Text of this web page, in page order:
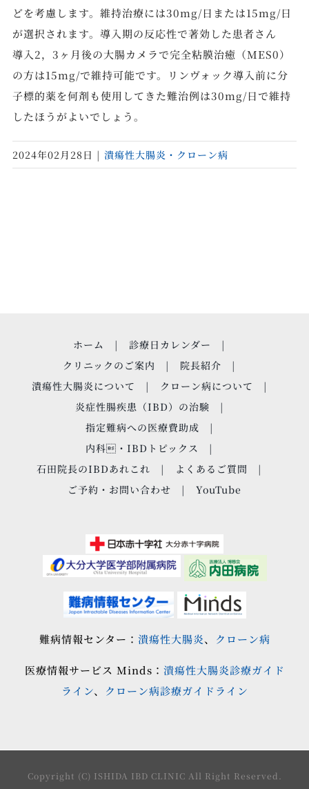
どを考慮します。維持治療には30mg/日または15mg/日
が選択されます。導入期の反応性で著効した患者さん
導入2，3ヶ月後の大腸カメラで完全粘膜治癒（MES0）
の方は15mg/で維持可能です。リンヴォック導入前に分
子標的薬を何剤も使用してきた難治例は30mg/日で維持
したほうがよいでしょう。
2024年02月28日 | 潰瘍性大腸炎・クローン病
ホーム
診療日カレンダー
クリニックのご案内
院長紹介
潰瘍性大腸炎について
クローン病について
炎症性腸疾患（IBD）の治験
指定難病への医療費助成
内科・IBDトピックス
石田院長のIBDあれこれ
よくあるご質問
ご予約・お問い合わせ
YouTube
難病情報センター： 潰瘍性大腸炎、 クローン病
医療情報サービス Minds： 潰瘍性大腸炎診療ガイド
ライン、 クローン病診療ガイドライン
Copyright (C) ISHIDA IBD CLINIC All Right Reserved.